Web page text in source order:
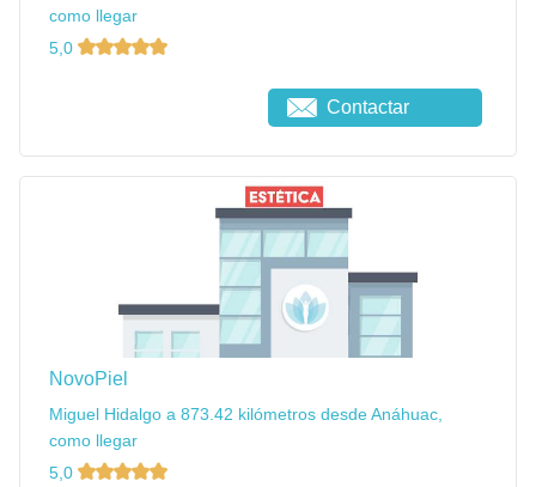
como llegar
5,0
Contactar
NovoPiel
Miguel Hidalgo a 873.42 kilómetros desde Anáhuac,
como llegar
5,0